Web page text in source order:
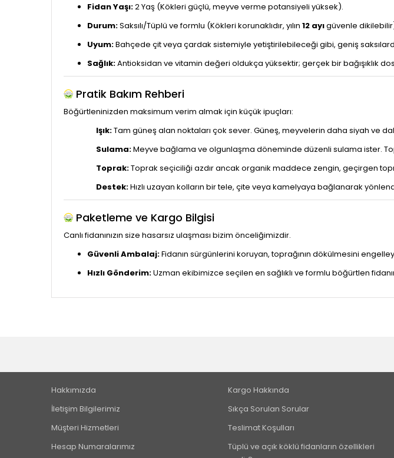
Fidan Yaşı:2 Yaş (Kökleri güçlü, meyve verme potansiyeli yüksek).
Durum:Saksılı/Tüplü ve formlu (Kökleri korunaklıdır, yılın 12 ayıgüvenle
Uyum:Bahçede çit veya çardak sistemiyle yetiştirilebileceği gibi, geniş
Sağlık:Antioksidan ve vitamin değeri oldukça yüksektir; gerçek bir bağışıklık
Pratik Bakım Rehberi
Böğürtleninizden maksimum verim almak için küçük ipuçları:
Işık:Tam güneş alan noktaları çok sever. Güneş, meyvelerin daha siyah ve
Sulama:Meyve bağlama ve olgunlaşma döneminde düzenli sulama ister.
Toprak:Toprak seçiciliği azdır ancak organik maddece zengin, geçirgen
Destek:Hızlı uzayan kolların bir tele, çite veya kamelyaya bağlanarak
Paketleme ve Kargo Bilgisi
Canlı fidanınızın size hasarsız ulaşması bizim önceliğimizdir.
Güvenli Ambalaj:Fidanın sürgünlerini koruyan, toprağının dökülmesini
Hızlı Gönderim:Uzman ekibimizce seçilen en sağlıklı ve formlu böğürtlen
Hakkımızda
İletişim Bilgilerimiz
Müşteri Hizmetleri
Hesap Numaralarımız
Kargo Hakkında
Sıkça Sorulan Sorular
Teslimat Koşulları
Tüplü ve açık köklü fidanların özellikleri